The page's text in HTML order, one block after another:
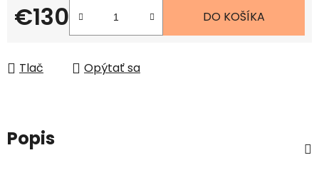
€130
Jednotková cena:
DO KOŠÍKA
Tlač Opýtať sa
Popis